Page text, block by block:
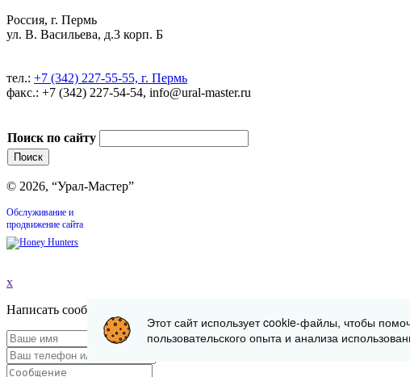
Россия, г. Пермь
ул. В. Васильева, д.3 корп. Б
тел.: +7 (342) 227-55-55, г. Пермь
факс.: +7 (342) 227-54-54, info@ural-master.ru
Поиск по сайту
© 2026, “Урал-Мастер”
Обслуживание и
продвижение сайта
x
Написать сообщение
Этот сайт использует cookie-файлы, чтобы
пользовательского опыта и анализа